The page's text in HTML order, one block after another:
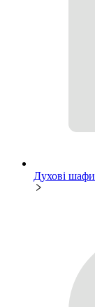
Духові шафи